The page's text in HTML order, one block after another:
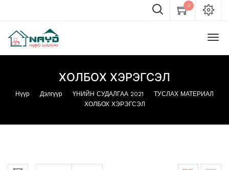
0
ХОЛБОХ ХЭРЭГСЭЛ
Нүүр Дэлгүүр ҮНИЙН СУДАЛГАА 2021
ТУСЛАХ МАТЕРИАЛ
ХОЛБОХ ХЭРЭГСЭЛ